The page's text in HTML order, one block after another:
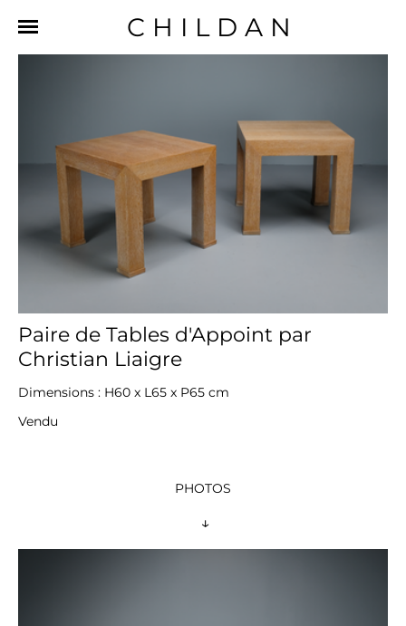
CHILDAN
Paire de Tables d'Appoint par
Christian Liaigre
Dimensions : H60 x L65 x P65 cm
Vendu
PHOTOS
↓